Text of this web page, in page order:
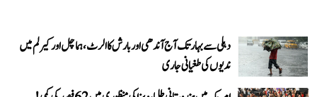
دہلی سے بہار تک آج آندھی اور بارش کا الرٹ، ہماچل اور کیرلم میں
ندیوں کی طغیانی جاری